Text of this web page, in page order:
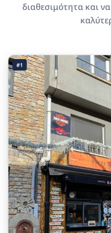
διαθεσιμότητα και
#1